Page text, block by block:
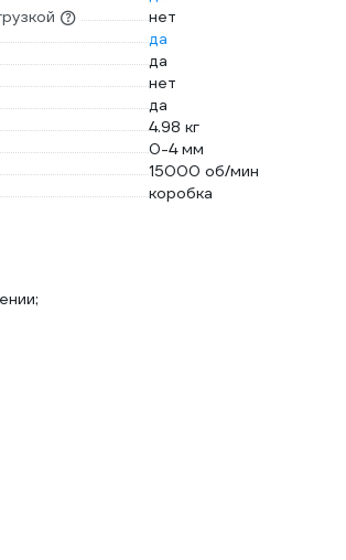
нет
да
да
нет
да
4.98 кг
0-4 мм
15000 об/мин
коробка